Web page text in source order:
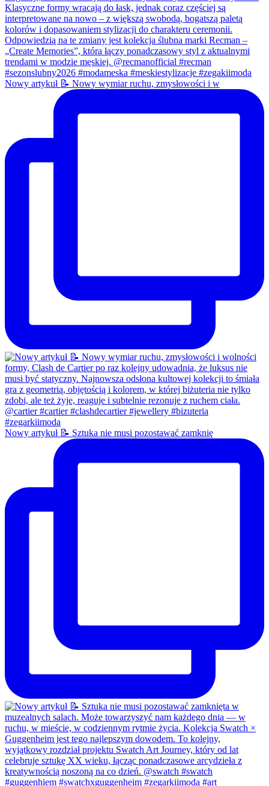
Nowy artykuł 📝 Nowy wymiar ruchu, zmysłowości i w
Nowy artykuł 📝 Sztuka nie musi pozostawać zamknię